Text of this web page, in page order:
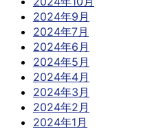
2024年9月
2024年7月
2024年6月
2024年5月
2024年4月
2024年3月
2024年2月
2024年1月